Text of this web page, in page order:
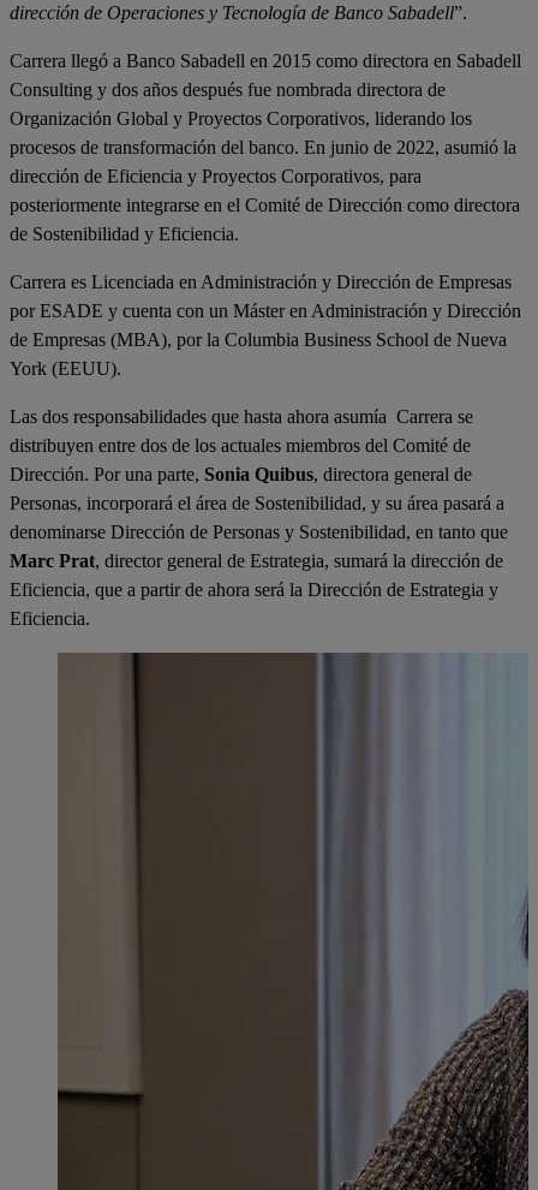
dirección de Operaciones y Tecnología de Banco Sabadell”.
Carrera llegó a Banco Sabadell en 2015 como directora en Sabadell
Consulting y dos años después fue nombrada directora de
Organización Global y Proyectos Corporativos, liderando los
procesos de transformación del banco. En junio de 2022, asumió la
dirección de Eficiencia y Proyectos Corporativos, para
posteriormente integrarse en el Comité de Dirección como directora
de Sostenibilidad y Eficiencia.
Carrera es Licenciada en Administración y Dirección de Empresas
por ESADE y cuenta con un Máster en Administración y Dirección
de Empresas (MBA), por la Columbia Business School de Nueva
York (EEUU).
Las dos responsabilidades que hasta ahora asumía Carrera se
distribuyen entre dos de los actuales miembros del Comité de
Dirección. Por una parte, Sonia Quibus, directora general de
Personas, incorporará el área de Sostenibilidad, y su área pasará a
denominarse Dirección de Personas y Sostenibilidad, en tanto que
Marc Prat, director general de Estrategia, sumará la dirección de
Eficiencia, que a partir de ahora será la Dirección de Estrategia y
Eficiencia.